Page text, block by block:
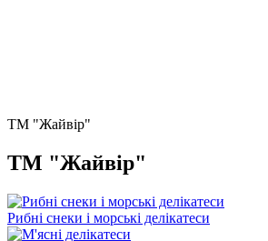
ТМ "Жайвір"
ТМ "Жайвір"
Рибні снеки і морські делікатеси